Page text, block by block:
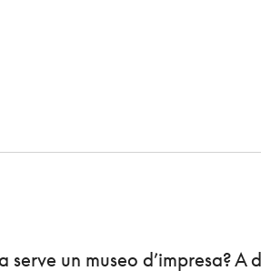
serve un museo d’impresa?